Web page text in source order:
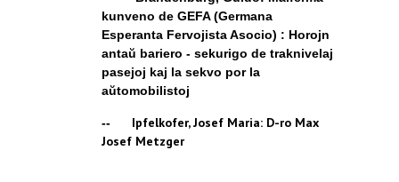
kunveno de GEFA (Germana
Esperanta Fervojista Asocio) : Horojn
antaŭ bariero - sekurigo de traknivelaj
pasejoj kaj la sekvo por la
aŭtomobilistoj
-- Ipfelkofer, Josef Maria: D-ro Max
Josef Metzger